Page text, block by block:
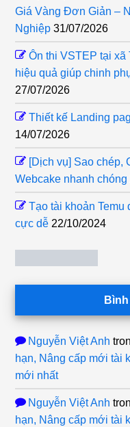
Giá Vàng Đơn Giản –
Nghiệp 31/07/2026
Ôn thi VSTEP tại xã
hiệu quả giúp chinh
27/07/2026
Thiết kế Landing
14/07/2026
[Dịch vụ] Sao chép,
Webcake nhanh chóng
Tạo tài khoản Temu
cực dễ 22/10/2024
Nguyễn Việt Anh
hạn, Nâng cấp mới tài
mới nhất
Nguyễn Việt Anh
hạn, Nâng cấp mới tài